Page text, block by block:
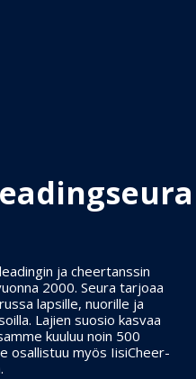
ja cheertanssin
2000. Seura tarjoaa
lapsille, nuorille ja
Lajien suosio kasvaa
kuuluu noin 500
osallistuu myös IisiCheer-